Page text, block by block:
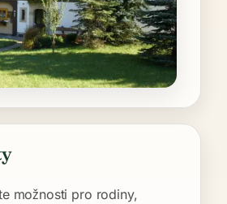
možnosti pro rodiny,